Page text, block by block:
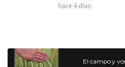
hace 4 días
El campo y